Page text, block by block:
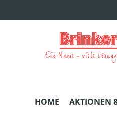
HOME AKTIONEN